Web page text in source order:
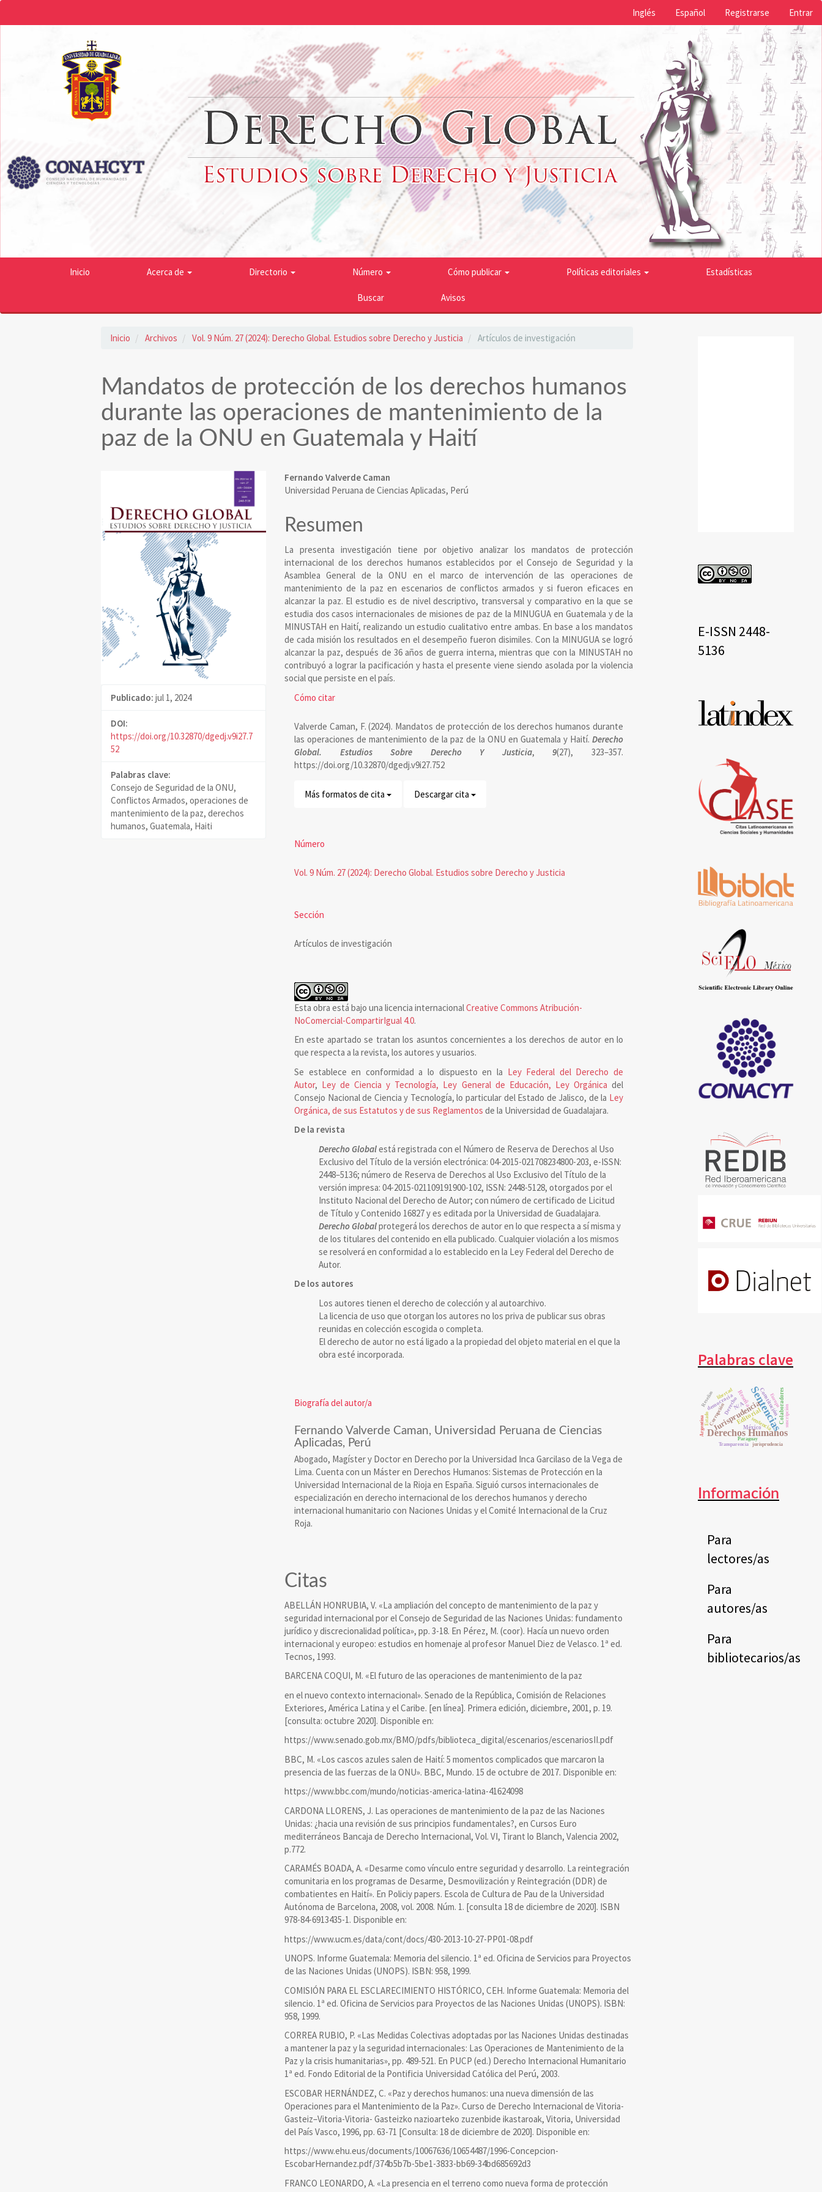
Inglés Español Registrarse Entrar
Inicio Acerca de Directorio Número Cómo publicar Políticas editoriales Estadísticas
Buscar Avisos
Inicio Archivos Vol. 9 Núm. 27 (2024): Derecho Global. Estudios sobre Derecho y Justicia Artículos de investigación
Mandatos de protección de los derechos humanos
durante las operaciones de mantenimiento de la
paz de la ONU en Guatemala y Haití
lateral
del
artículo
Publicado: jul 1, 2024
DOI:
https://doi.org/10.32870/dgedj.v9i27.7
52
Palabras clave:
Consejo de Seguridad de la ONU,
Conflictos Armados, operaciones de
mantenimiento de la paz, derechos
humanos, Guatemala, Haiti
Contenido
del
artículo
Fernando Valverde Caman
Universidad Peruana de Ciencias Aplicadas, Perú
Resumen
La presenta investigación tiene por objetivo analizar los mandatos de protección
internacional de los derechos humanos establecidos por el Consejo de Seguridad y la
Asamblea General de la ONU en el marco de intervención de las operaciones de
mantenimiento de la paz en escenarios de conflictos armados y si fueron eficaces en
alcanzar la paz. El estudio es de nivel descriptivo, transversal y comparativo en la que se
estudia dos casos internacionales de misiones de paz de la MINUGUA en Guatemala y de la
MINUSTAH en Haití, realizando un estudio cualitativo entre ambas. En base a los mandatos
de cada misión los resultados en el desempeño fueron disimiles. Con la MINUGUA se logró
alcanzar la paz, después de 36 años de guerra interna, mientras que con la MINUSTAH no
contribuyó a lograr la pacificación y hasta el presente viene siendo asolada por la violencia
social que persiste en el país.
Detalles
artículo
Cómo citar
Valverde Caman, F. (2024). Mandatos de protección de los derechos humanos durante
las operaciones de mantenimiento de la paz de la ONU en Guatemala y Haití. Derecho
Global. Estudios Sobre Derecho Y Justicia,9(27), 323–357.
https://doi.org/10.32870/dgedj.v9i27.752
Más formatos de cita Descargar cita
Número
Vol. 9 Núm. 27 (2024): Derecho Global. Estudios sobre Derecho y Justicia
Sección
Artículos de investigación
Esta obra está bajo una licencia internacionalCreative Commons Atribución-
NoComercial-CompartirIgual 4.0.
En este apartado se tratan los asuntos concernientes a los derechos de autor en lo
que respecta a la revista, los autores y usuarios.
Se establece en conformidad a lo dispuesto en la Ley Federal del Derecho de
Autor, Ley de Ciencia y Tecnología, Ley General de Educación, Ley Orgánica del
Consejo Nacional de Ciencia y Tecnología, lo particular del Estado de Jalisco, de la Ley
Orgánica, de sus Estatutos y de sus Reglamentos de la Universidad de Guadalajara.
De la revista
Derecho Globalestá registrada con el Número de Reserva de Derechos al Uso
Exclusivo del Título de la versión electrónica: 04-2015-021708234800-203, e-ISSN:
2448–5136; número de Reserva de Derechos al Uso Exclusivo del Título de la
versión impresa: 04-2015-021109191900-102, ISSN: 2448-5128, otorgados por el
Instituto Nacional del Derecho de Autor; con número de certificado de Licitud
de Título y Contenido 16827 y es editada por la Universidad de Guadalajara.
Derecho Globalprotegerá los derechos de autor en lo que respecta a sí misma y
de los titulares del contenido en ella publicado. Cualquier violación a los mismos
se resolverá en conformidad a lo establecido en la Ley Federal del Derecho de
Autor.
De los autores
Los autores tienen el derecho de colección y al autoarchivo.
La licencia de uso que otorgan los autores no los priva de publicar sus obras
reunidas en colección escogida o completa.
El derecho de autor no está ligado a la propiedad del objeto material en el que la
obra esté incorporada.
Biografía del autor/a
Fernando Valverde Caman, Universidad Peruana de Ciencias
Aplicadas, Perú
Abogado, Magíster y Doctor en Derecho por la Universidad Inca Garcilaso de la Vega de
Lima. Cuenta con un Máster en Derechos Humanos: Sistemas de Protección en la
Universidad Internacional de la Rioja en España. Siguió cursos internacionales de
especialización en derecho internacional de los derechos humanos y derecho
internacional humanitario con Naciones Unidas y el Comité Internacional de la Cruz
Roja.
Citas
ABELLÁN HONRUBIA, V. «La ampliación del concepto de mantenimiento de la paz y
seguridad internacional por el Consejo de Seguridad de las Naciones Unidas: fundamento
jurídico y discrecionalidad política», pp. 3-18. En Pérez, M. (coor). Hacía un nuevo orden
internacional y europeo: estudios en homenaje al profesor Manuel Diez de Velasco. 1ª ed.
Tecnos, 1993.
BARCENA COQUI, M. «El futuro de las operaciones de mantenimiento de la paz
en el nuevo contexto internacional». Senado de la República, Comisión de Relaciones
Exteriores, América Latina y el Caribe. [en línea]. Primera edición, diciembre, 2001, p. 19.
[consulta: octubre 2020]. Disponible en:
https://www.senado.gob.mx/BMO/pdfs/biblioteca_digital/escenarios/escenariosII.pdf
BBC, M. «Los cascos azules salen de Haití: 5 momentos complicados que marcaron la
presencia de las fuerzas de la ONU». BBC, Mundo. 15 de octubre de 2017. Disponible en:
https://www.bbc.com/mundo/noticias-america-latina-41624098
CARDONA LLORENS, J. Las operaciones de mantenimiento de la paz de las Naciones
Unidas: ¿hacia una revisión de sus principios fundamentales?, en Cursos Euro
mediterráneos Bancaja de Derecho Internacional, Vol. VI, Tirant lo Blanch, Valencia 2002,
p.772.
CARAMÉS BOADA, A. «Desarme como vínculo entre seguridad y desarrollo. La reintegración
comunitaria en los programas de Desarme, Desmovilización y Reintegración (DDR) de
combatientes en Haití». En Policiy papers. Escola de Cultura de Pau de la Universidad
Autónoma de Barcelona, 2008, vol. 2008. Núm. 1. [consulta 18 de diciembre de 2020]. ISBN
978-84-6913435-1. Disponible en:
https://www.ucm.es/data/cont/docs/430-2013-10-27-PP01-08.pdf
UNOPS. Informe Guatemala: Memoria del silencio. 1ª ed. Oficina de Servicios para Proyectos
de las Naciones Unidas (UNOPS). ISBN: 958, 1999.
COMISIÓN PARA EL ESCLARECIMIENTO HISTÓRICO, CEH. Informe Guatemala: Memoria del
silencio. 1ª ed. Oficina de Servicios para Proyectos de las Naciones Unidas (UNOPS). ISBN:
958, 1999.
CORREA RUBIO, P. «Las Medidas Colectivas adoptadas por las Naciones Unidas destinadas
a mantener la paz y la seguridad internacionales: Las Operaciones de Mantenimiento de la
Paz y la crisis humanitarias», pp. 489-521. En PUCP (ed.) Derecho Internacional Humanitario
1ª ed. Fondo Editorial de la Pontificia Universidad Católica del Perú, 2003.
ESCOBAR HERNÁNDEZ, C. «Paz y derechos humanos: una nueva dimensión de las
Operaciones para el Mantenimiento de la Paz». Curso de Derecho Internacional de Vitoria-
Gasteiz–Vitoria-Vitoria- Gasteizko nazioarteko zuzenbide ikastaroak, Vitoria, Universidad
del País Vasco, 1996, pp. 63-71 [Consulta: 18 de diciembre de 2020]. Disponible en:
https://www.ehu.eus/documents/10067636/10654487/1996-Concepcion-
EscobarHernandez.pdf/374b5b7b-5be1-3833-bb69-34bd685692d3
FRANCO LEONARDO, A. «La presencia en el terreno como nueva forma de protección
cc
eissn
E-ISSN 2448-
5136
Base
de
Palabras clave
Sentencias
Derechos Humanos
Jurisprudencia
Editorial
Reseña Constitución
sentencia
N/A Colaboradores
Derecho
democracia
México
Corrupción suscripción
Estado
Reseñas libertad
Paraguay
Europa
Argentina
jurisprudencia
Transparencia
Información
Para
lectores/as
Para
autores/as
Para
bibliotecarios/as